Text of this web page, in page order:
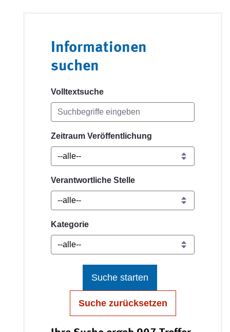
Informationen
suchen
Volltextsuche
Zeitraum Veröffentlichung
Verantwortliche Stelle
Kategorie
Suche starten
Suche zurücksetzen